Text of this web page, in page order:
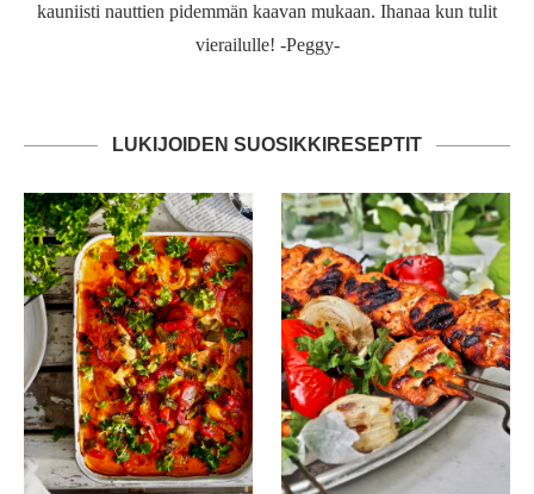
kauniisti nauttien pidemmän kaavan mukaan. Ihanaa kun tulit
vierailulle! -Peggy-
LUKIJOIDEN SUOSIKKIRESEPTIT